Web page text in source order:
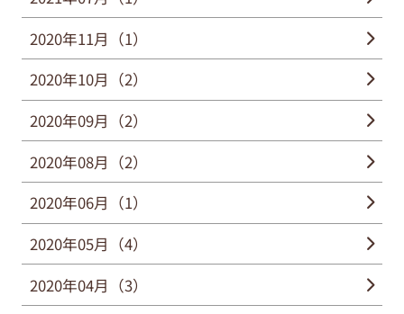
2020年11月（1）
2020年10月（2）
2020年09月（2）
2020年08月（2）
2020年06月（1）
2020年05月（4）
2020年04月（3）